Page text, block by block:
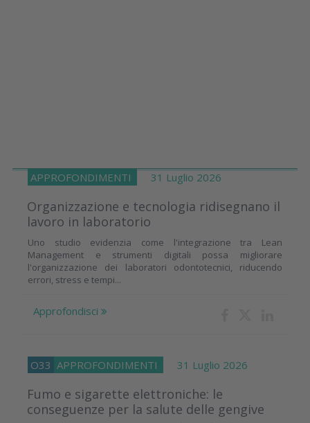
APPROFONDIMENTI 31 Luglio 2026
Organizzazione e tecnologia ridisegnano il
lavoro in laboratorio
Uno studio evidenzia come l'integrazione tra Lean
Management e strumenti digitali possa migliorare
l'organizzazione dei laboratori odontotecnici, riducendo
errori, stress e tempi...
Approfondisci
O33 APPROFONDIMENTI 31 Luglio 2026
Fumo e sigarette elettroniche: le
conseguenze per la salute delle gengive